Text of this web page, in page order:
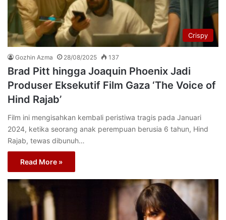
Crispy
Gozhin Azma 28/08/2025 137
Brad Pitt hingga Joaquin Phoenix Jadi
Produser Eksekutif Film Gaza ‘The Voice of
Hind Rajab’
Film ini mengisahkan kembali peristiwa tragis pada Januari
2024, ketika seorang anak perempuan berusia 6 tahun, Hind
Rajab, tewas dibunuh…
Read More »